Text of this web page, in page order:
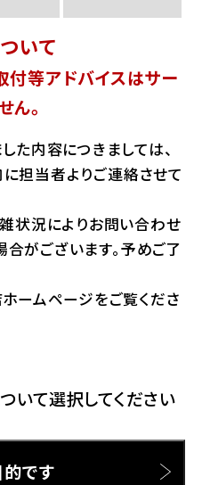
受信手順
ご利用の方
利用の方
利用の方
いて
付等アドバイスはサー
ん。
た内容につきましては、
担当者よりご連絡させて
状況によりお問い合わせ
がございます。予めご了
ームページをご覧くださ
いて選択してください
です
旭
宮前
灘
甲子園